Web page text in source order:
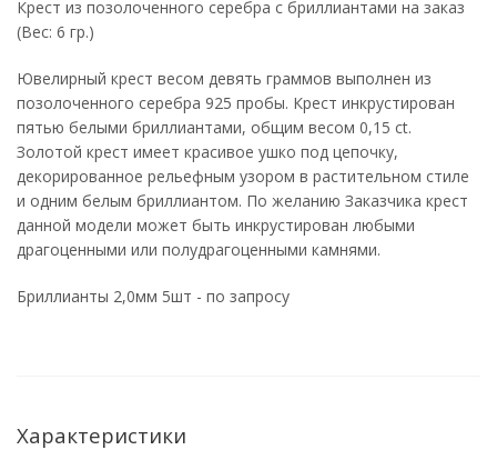
Крест из позолоченного серебра с бриллиантами на заказ
(Вес: 6 гр.)
Ювелирный крест весом девять граммов выполнен из
позолоченного серебра 925 пробы. Крест инкрустирован
пятью белыми бриллиантами, общим весом 0,15 ct.
Золотой крест имеет красивое ушко под цепочку,
декорированное рельефным узором в растительном стиле
и одним белым бриллиантом. По желанию Заказчика крест
данной модели может быть инкрустирован любыми
драгоценными или полудрагоценными камнями.
Бриллианты 2,0мм 5шт - по запросу
Характеристики